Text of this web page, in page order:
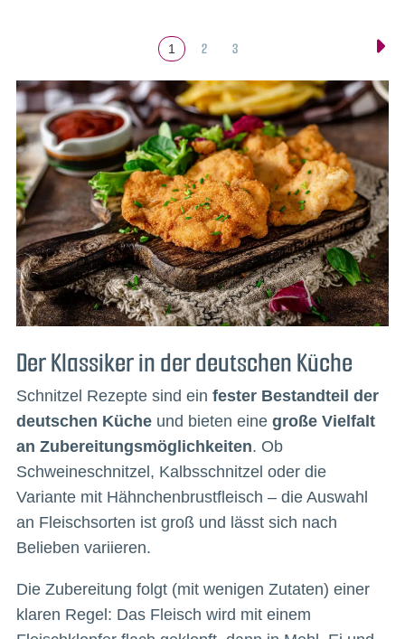
1 2 3
Der Klassiker in der deutschen Küche
Schnitzel Rezepte sind ein fester Bestandteil der
deutschen Kücheund bieten eine große Vielfalt
an Zubereitungsmöglichkeiten. Ob
Schweineschnitzel, Kalbsschnitzel oder die
Variante mit Hähnchenbrustfleisch – die Auswahl
an Fleischsorten ist groß und lässt sich nach
Belieben variieren.
Die Zubereitung folgt (mit wenigen Zutaten) einer
klaren Regel: Das Fleisch wird mit einem